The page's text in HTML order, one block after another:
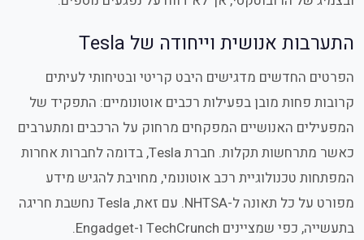
התערבות אנושית וייחודה של Tesla
הפרטים החדשים מדגישים היבט קריטי ובטיחותי לעיתים
קרובות פחות מובן בפעילות רכבים אוטונומיים: התפקיד של
המפעילים האנושיים המפקחים מרחוק על הרכבים ומתערבים
כאשר מתרחשות תקלות. חברת Tesla, בדומה לחברות אחרות
המפתחות טכנולוגיית רכב אוטונומי, מחויבת להגיש מידע
מפורט על כל תאונה ל-NHTSA. עם זאת, Tesla נחשבת חריגה
בתעשייה, כפי שמציינים TechCrunch ו-Engadget.